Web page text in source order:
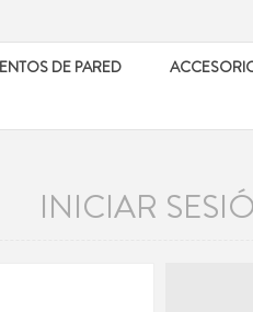
DE PARED
INICIAR